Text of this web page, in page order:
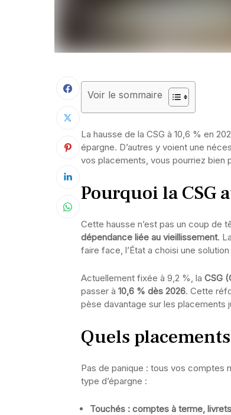
Voir le sommaire
La hausse de la CSG à 10,6 % en
épargne. D’autres y voient une
vos placements, vous pourriez bien
Pourquoi la CSG
Cette hausse n’est pas un coup de
dépendance liée au vieillissement.
faire face, l’État a choisi une
Actuellement fixée à 9,2 %, la CSG
passer à 10,6 % dès 2026. Cette
pèse davantage sur les placements
Quels
Pas de panique : tous vos comptes
type d’épargne :
Touchés : comptes à terme,